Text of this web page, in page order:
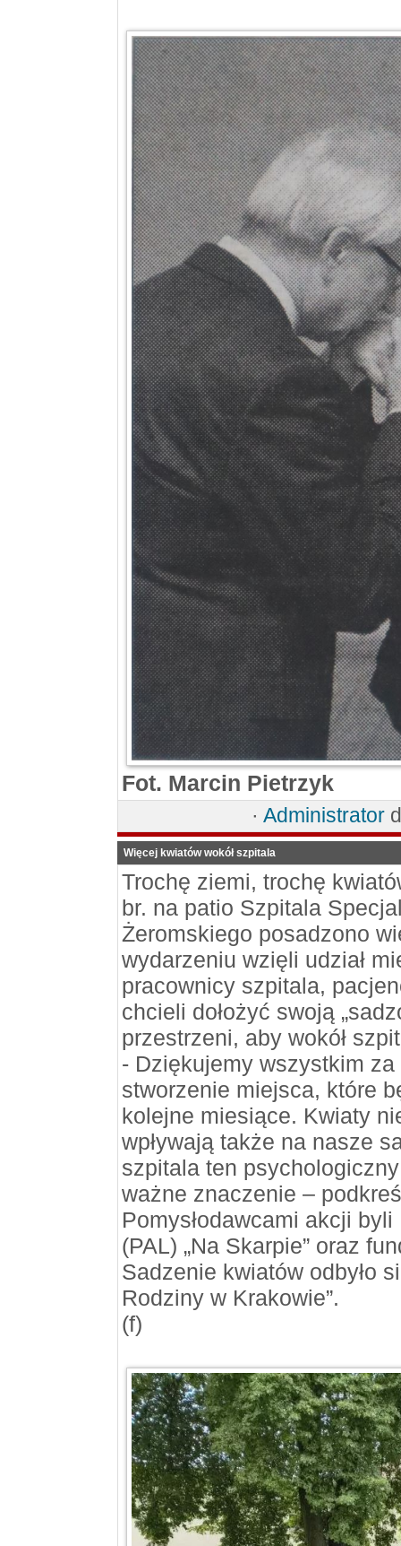
Fot. Marcin Pietrzyk
· Administrator
Więcej kwiatów wokół szpitala
Trochę ziemi, trochę
br. na patio Szpitala
Żeromskiego posadzono
wydarzeniu wzięli udział
pracownicy szpitala,
chcieli dołożyć swoją
przestrzeni, aby wokół
- Dziękujemy wszystkim
stworzenie miejsca, które
kolejne miesiące. Kwiaty
wpływają także na nasze
szpitala ten
ważne znaczenie –
Pomysłodawcami akcji
(PAL) „Na Skarpie” oraz
Sadzenie kwiatów odbyło
Rodziny w Krakowie”.
(f)